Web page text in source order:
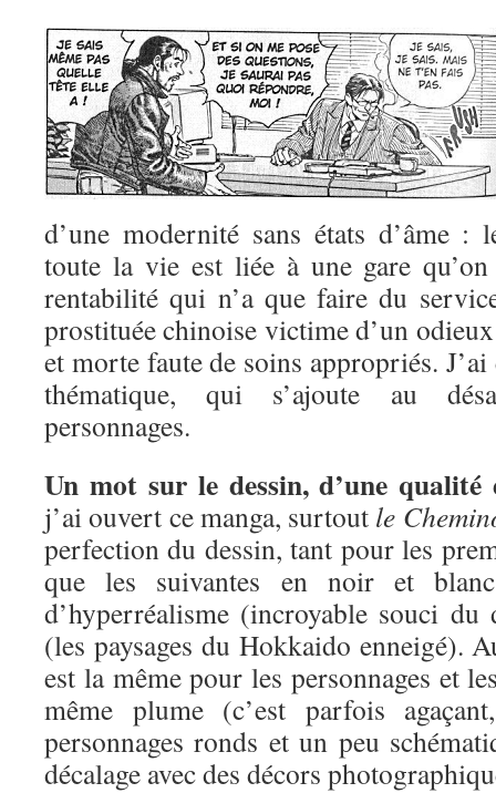
d’une modernité sans états d’âme
toute la vie est liée à une gare
rentabilité qui n’a que faire du
prostituée chinoise victime d’un
et morte faute de soins appropriés. J’ai
thématique, qui s’ajoute au
personnages.
Un mot sur le dessin, d’une qualité
j’ai ouvert ce manga, surtout le
perfection du dessin, tant pour les
que les suivantes en noir et
d’hyperréalisme (incroyable souci du
(les paysages du Hokkaido enneigé).
est la même pour les personnages et
même plume (c’est parfois
personnages ronds et un peu
décalage avec des décors